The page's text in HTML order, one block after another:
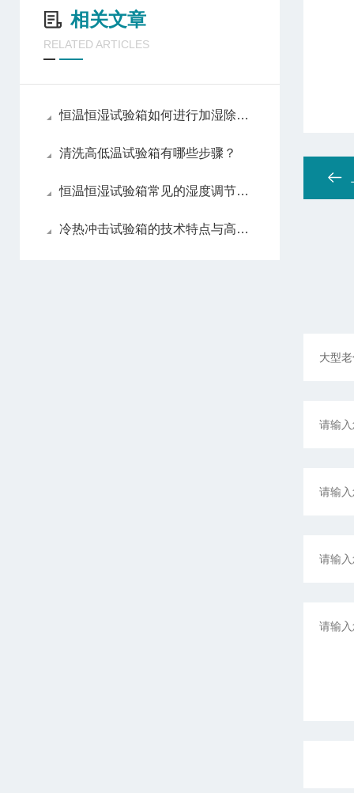
相关文章
RELATED ARTICLES
恒温恒湿试验箱如何进行加湿除湿处理？
清洗高低温试验箱有哪些步骤？
恒温恒湿试验箱常见的湿度调节方法
冷热冲击试验箱的技术特点与高性能设计